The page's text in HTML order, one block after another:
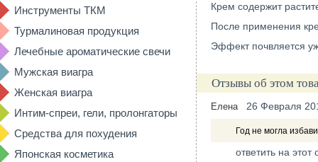
Инструменты ТКМ
Турмалиновая продукция
Лечебные ароматические свечи
Мужская виагра
Женская виагра
Интим-спреи, гели, пролонгаторы
Средства для похудения
Японская косметика
Крем содержит
После применения
Эффект почвляется
Отзывы об этом
Елена 26 Февраля
Год не могла
ответить на этот